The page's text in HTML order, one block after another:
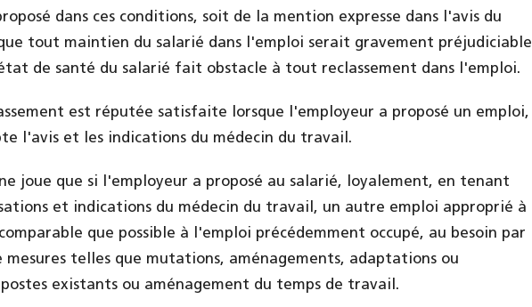
dans ces conditions, soit de la mention expresse dans l'avis du
tout maintien du salarié dans l'emploi serait gravement préjudiciable
de santé du salarié fait obstacle à tout reclassement dans l'emploi.
est réputée satisfaite lorsque l'employeur a proposé un emploi,
l'avis et les indications du médecin du travail.
joue que si l'employeur a proposé au salarié, loyalement, en tenant
et indications du médecin du travail, un autre emploi approprié à
que possible à l'emploi précédemment occupé, au besoin par
mesures telles que mutations, aménagements, adaptations ou
existants ou aménagement du temps de travail.